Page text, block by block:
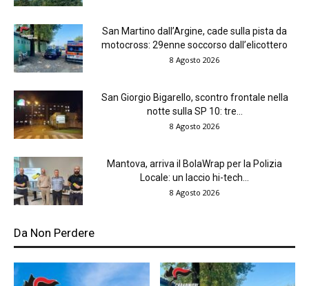
San Martino dall’Argine, cade sulla pista da
motocross: 29enne soccorso dall’elicottero
8 Agosto 2026
San Giorgio Bigarello, scontro frontale nella
notte sulla SP 10: tre...
8 Agosto 2026
Mantova, arriva il BolaWrap per la Polizia
Locale: un laccio hi-tech...
8 Agosto 2026
Da Non Perdere